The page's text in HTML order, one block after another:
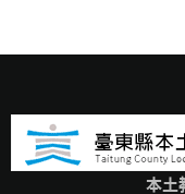
本土